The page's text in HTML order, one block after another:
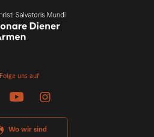
Folge uns auf
Wo wir sind